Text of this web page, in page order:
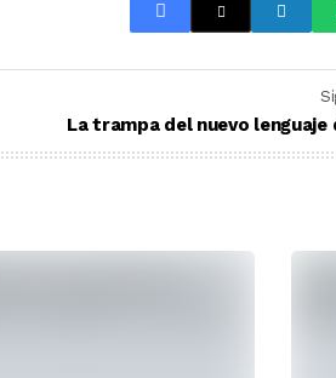
La trampa del nuevo lenguaje